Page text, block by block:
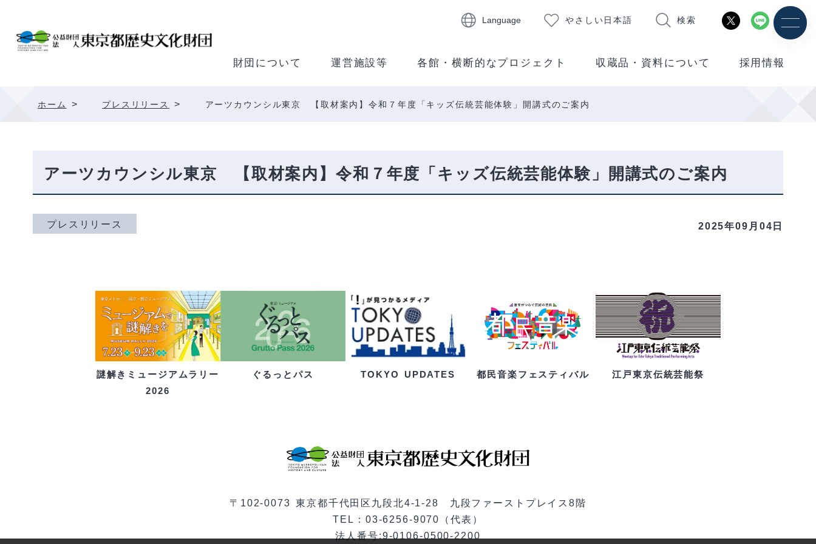
Language やさしい日本語 検索
財団について 運営施設等 各館・横断的なプロジェクト 収蔵品・資料について 採用情報
ホーム > プレスリリース > アーツカウンシル東京 【取材案内】令和７年度「キッズ伝統芸能体験」開講式のご案内
アーツカウンシル東京 【取材案内】令和７年度「キッズ伝統芸能体験」開講式のご案内
プレスリリース 2025年09月04日
謎解きミュージアムラリー
2026
ぐるっとパス TOKYO UPDATES 都民音楽フェスティバル 江戸東京伝統芸能祭
〒102-0073 東京都千代田区九段北4-1-28 九段ファーストプレイス8階
TEL：03-6256-9070（代表）
法人番号:9-0106-0500-2200